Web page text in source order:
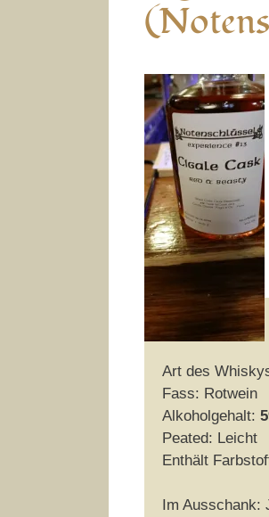
Art des
Fass: Rotwein
Alkoholgehalt:
Peated: Leicht
Enthält
Im Ausschank: